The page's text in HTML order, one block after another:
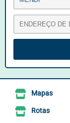
Mapas
Rotas